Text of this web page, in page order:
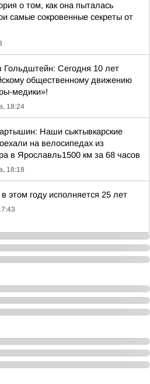
о том, как она пыталась
самые сокровенные секреты от
Гольдштейн: Сегодня 10 лет
общественному движению
медики»!
18:24
Наши сыктывкарские
на велосипедах из
в Ярославль1500 км за 68 часов
18:18
этом году исполняется 25 лет